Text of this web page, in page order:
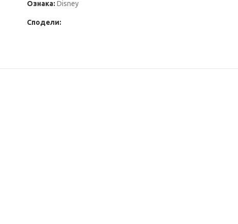
Ознака: Disney
Сподели: